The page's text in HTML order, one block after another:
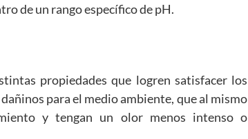
de un rango específico de pH.
propiedades que logren satisfacer los
para el medio ambiente, que al mismo
y tengan un olor menos intenso o